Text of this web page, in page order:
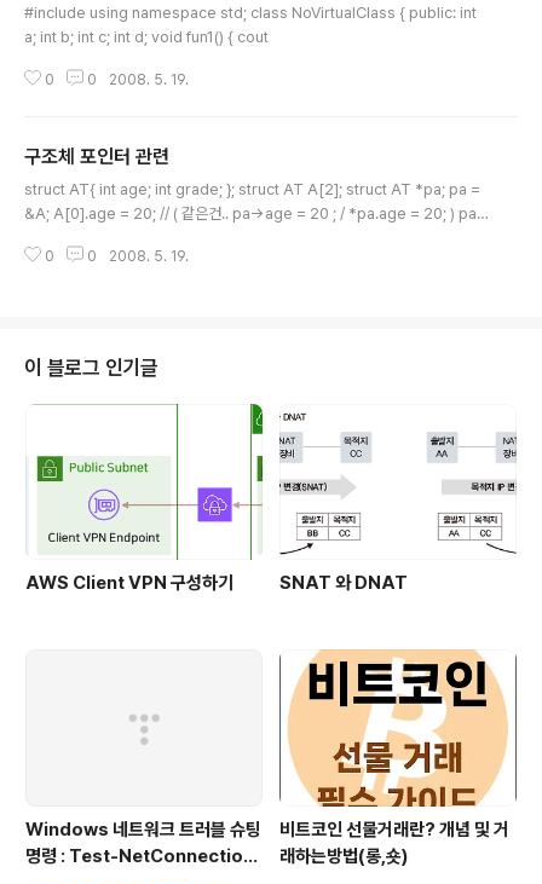
#include using namespace std; class NoVirtualClass { public: int
a; int b; int c; int d; void fun1() { cout
0 0 2008. 5. 19.
구조체 포인터 관련
struct AT{ int age; int grade; }; struct AT A[2]; struct AT *pa; pa =
&A; A[0].age = 20; // ( 같은건.. pa->age = 20 ; / *pa.age = 20; ) pa
구조체 포인터 증감 구조체를 call by Value로 주면 그 값을 모두 복사해서 전
0 0 2008. 5. 19.
이 블로그 인기글
AWS Client VPN 구성하기 SNAT 와 DNAT
Windows 네트워크 트러블 슈팅
명령 : Test-NetConnection
비트코인 선물거래란? 개념 및 거
래하는방법(롱,숏)